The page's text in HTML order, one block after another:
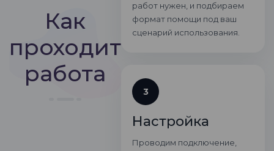
Как
проходит
работа
работ нужен, и подбираем
формат помощи под ваш
сценарий использования.
3
Настройка
Проводим подключение,